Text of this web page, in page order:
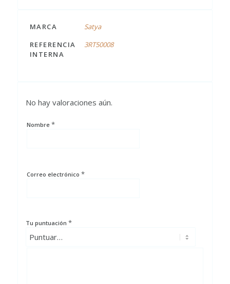
MARCA
Satya
REFERENCIA
INTERNA
3RT50008
No hay valoraciones aún.
Nombre *
Correo electrónico *
Tu puntuación *